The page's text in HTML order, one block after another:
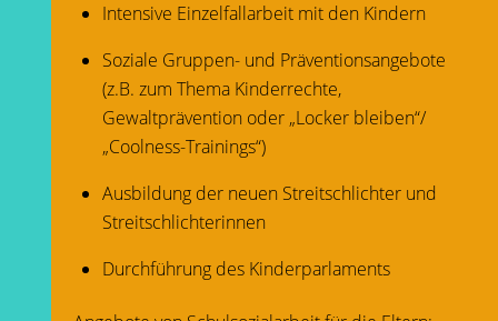
Intensive Einzelfallarbeit mit den Kindern
Soziale Gruppen- und Präventionsangebote
(z.B. zum Thema Kinderrechte,
Gewaltprävention oder „Locker bleiben“/
„Coolness-Trainings“)
Ausbildung der neuen Streitschlichter und
Streitschlichterinnen
Durchführung des Kinderparlaments